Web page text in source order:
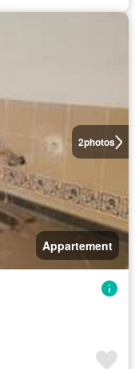
2photos
Appartement